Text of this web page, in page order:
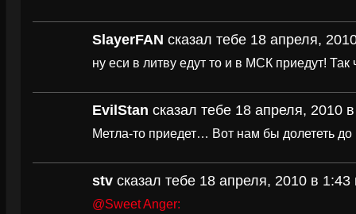
SlayerFAN сказал тебе 18 апреля,
ну еси в литву едут то и в МСК приедут! Так
EvilStan сказал тебе 18 апреля, 2010
Метла-то приедет… Вот нам бы долететь
stv сказал тебе 18 апреля, 2010 в 1:43
@Sweet Anger: